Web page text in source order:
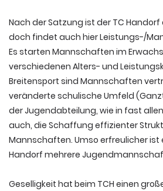
Nach der Satzung ist der TC Handorf
doch findet auch hier Leistungs-/
Es starten Mannschaften im
verschiedenen Alters- und
Breitensport sind Mannschaften
veränderte schulische Umfeld
der Jugendabteilung, wie in fast
auch, die Schaffung effizienter
Mannschaften. Umso erfreulicher ist
Handorf mehrere
Geselligkeit hat beim TCH einen